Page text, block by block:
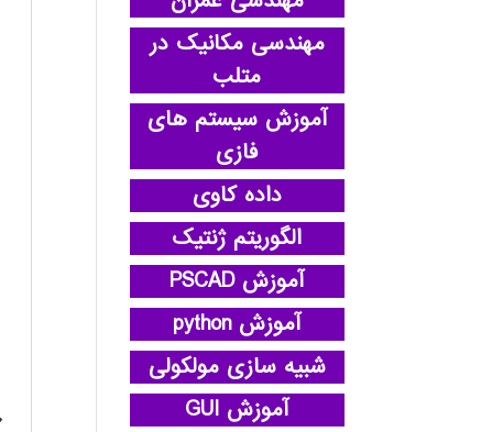
مهندسی مکانیک در
متلب
آموزش سیستم های
فازی
داده کاوی
الگوریتم ژنتیک
آموزش PSCAD
آموزش python
شبیه سازی مولکولی
آموزش GUI